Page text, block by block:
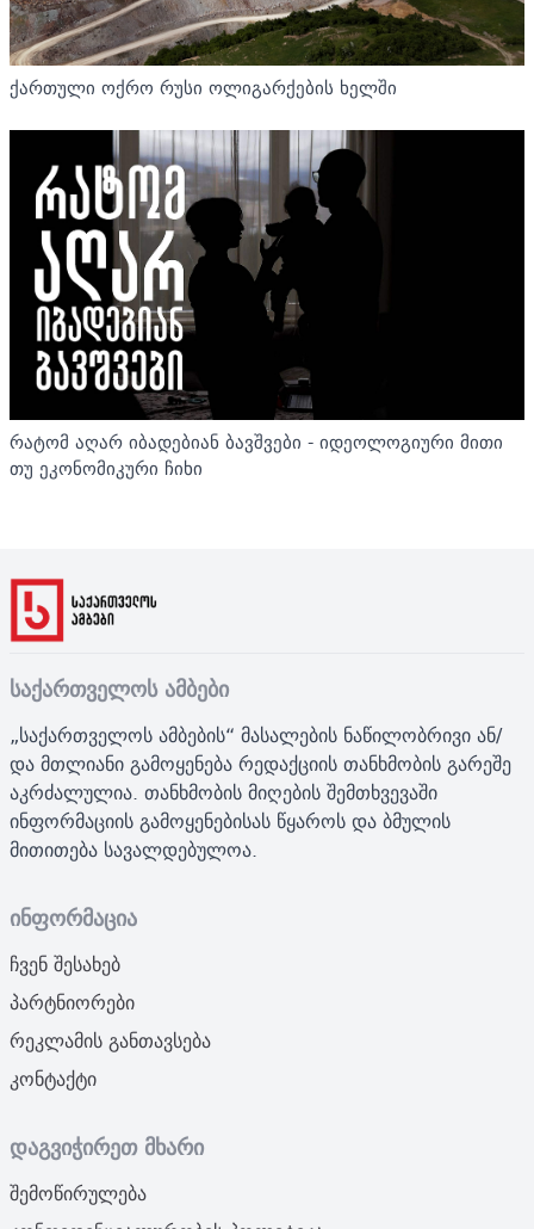
ქართული ოქრო რუსი ოლიგარქების ხელში
რატომ აღარ იბადებიან ბავშვები - იდეოლოგიური მითი
თუ ეკონომიკური ჩიხი
საქართველოს ამბები
„საქართველოს ამბების“ მასალების ნაწილობრივი ან/
და მთლიანი გამოყენება რედაქციის თანხმობის გარეშე
აკრძალულია. თანხმობის მიღების შემთხვევაში
ინფორმაციის გამოყენებისას წყაროს და ბმულის
მითითება სავალდებულოა.
ინფორმაცია
ჩვენ შესახებ
პარტნიორები
რეკლამის განთავსება
კონტაქტი
დაგვიჭირეთ მხარი
შემოწირულება